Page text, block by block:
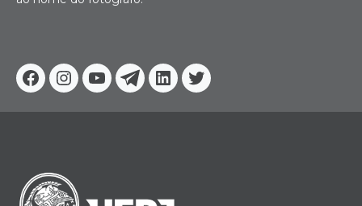
Facebook
Instagram
YoutubeTelegram
Linkedin
Twitter